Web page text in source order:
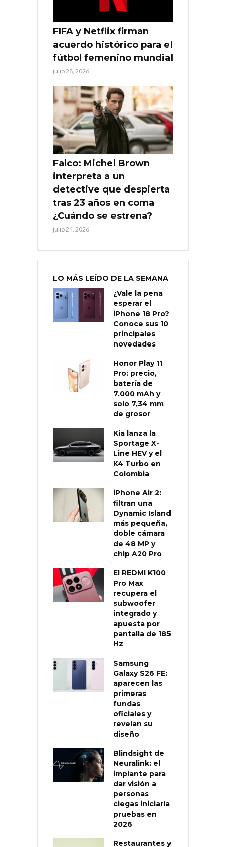
FIFA y Netflix firman
acuerdo histórico para el
fútbol femenino mundial
julio 28, 2026
Falco: Michel Brown
interpreta a un
detective que despierta
tras 23 años en coma
¿Cuándo se estrena?
julio 24, 2026
LO MÁS LEÍDO DE LA SEMANA
¿Vale la pena
esperar el
iPhone 18 Pro?
Conoce sus 10
principales
novedades
Honor Play 11
Pro: precio,
batería de
7.000 mAh y
solo 7,34 mm
de grosor
Kia lanza la
Sportage X-
Line HEV y el
K4 Turbo en
Colombia
iPhone Air 2:
filtran una
Dynamic Island
más pequeña,
doble cámara
de 48 MP y
chip A20 Pro
El REDMI K100
Pro Max
recupera el
subwoofer
integrado y
apuesta por
pantalla de 185
Hz
Samsung
Galaxy S26 FE:
aparecen las
primeras
fundas
oficiales y
revelan su
diseño
Blindsight de
Neuralink: el
implante para
dar visión a
personas
ciegas iniciaría
pruebas en
2026
Restaurantes y